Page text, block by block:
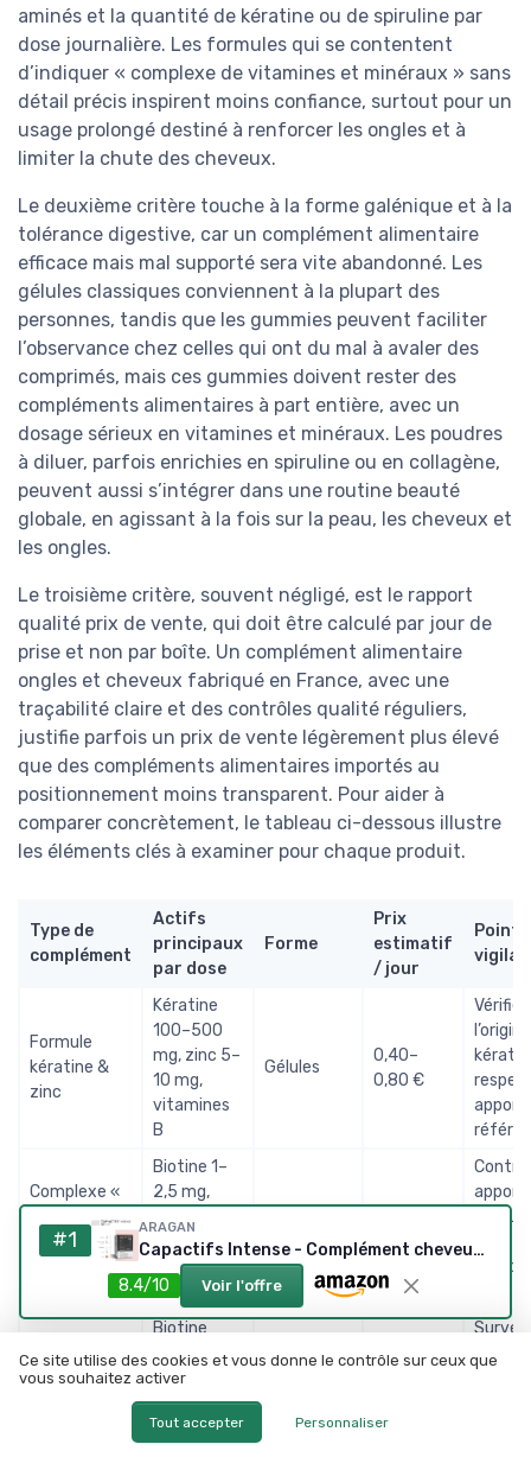
aminés et la quantité de kératine ou de spiruline par
dose journalière. Les formules qui se contentent
d’indiquer « complexe de vitamines et minéraux » sans
détail précis inspirent moins confiance, surtout pour un
usage prolongé destiné à renforcer les ongles et à
limiter la chute des cheveux.
Le deuxième critère touche à la forme galénique et à la
tolérance digestive, car un complément alimentaire
efficace mais mal supporté sera vite abandonné. Les
gélules classiques conviennent à la plupart des
personnes, tandis que les gummies peuvent faciliter
l’observance chez celles qui ont du mal à avaler des
comprimés, mais ces gummies doivent rester des
compléments alimentaires à part entière, avec un
dosage sérieux en vitamines et minéraux. Les poudres
à diluer, parfois enrichies en spiruline ou en collagène,
peuvent aussi s’intégrer dans une routine beauté
globale, en agissant à la fois sur la peau, les cheveux et
les ongles.
Le troisième critère, souvent négligé, est le rapport
qualité prix de vente, qui doit être calculé par jour de
prise et non par boîte. Un complément alimentaire
ongles et cheveux fabriqué en France, avec une
traçabilité claire et des contrôles qualité réguliers,
justifie parfois un prix de vente légèrement plus élevé
que des compléments alimentaires importés au
positionnement moins transparent. Pour aider à
comparer concrètement, le tableau ci-dessous illustre
les éléments clés à examiner pour chaque produit.
Type de
complément
Actifs
principaux
par dose
Forme
Prix
estimatif
/ jour
Points
Formule
kératine &
zinc
Kératine
100–500
mg, zinc 5–
10 mg,
vitamines
B
Gélules
0,40–
0,80 €
Vérifier
Complexe «
cheveux
Biotine 1–
2,5 mg,
25–55 µg,
zinc 5–15
mg
€
Gummies
beauté
Biotine
0,5–2,5 mg,
vitamines
B, zinc
variable
Gommes à
0,70–1,50
teneur
#1 ARAGAN
Capactifs Intense - Complément cheveux & ongles (1 mois)
8.4/10
Voir l'offre
Ce site utilise des cookies et vous donne le contrôle sur ceux que
vous souhaitez activer
Tout accepter Personnaliser